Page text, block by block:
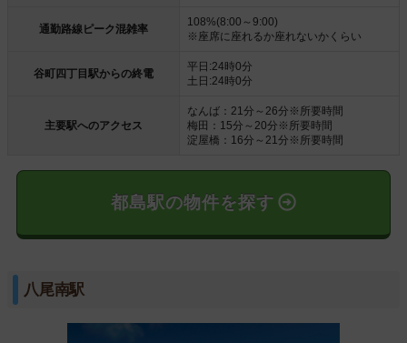
通勤路線ピーク混雑率
108%(8:00～9:00)
※座席に座れるか座れないかくらい
谷町四丁目駅からの終電
平日:24時0分
土日:24時0分
主要駅へのアクセス
なんば：21分～26分※所要時間
梅田：15分～20分※所要時間
淀屋橋：16分～21分※所要時間
都島駅の物件を探す
八尾南駅